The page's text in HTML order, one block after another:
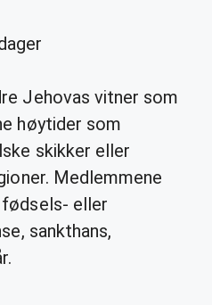
Jehovas vitner som
høytider som
skikker eller
Medlemmene
eller
sankthans,